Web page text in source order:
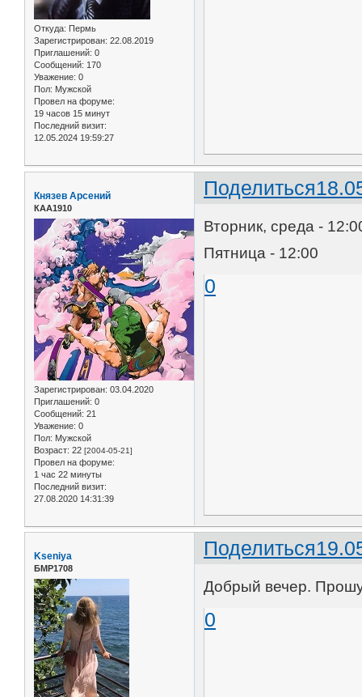
Откуда: Пермь
Зарегистрирован: 22.08.2019
Приглашений: 0
Сообщений: 170
Уважение: 0
Пол: Мужской
Провел на форуме:
19 часов 15 минут
Последний визит:
12.05.2024 19:59:27
Поделиться
Князев Арсений
КАА1910
Зарегистрирован: 03.04.2020
Приглашений: 0
Сообщений: 21
Уважение: 0
Пол: Мужской
Возраст: 22 [2004-05-21]
Провел на форуме:
1 час 22 минуты
Последний визит:
27.08.2020 14:31:39
Вторник, среда -
Пятница - 12:00
0
Поделиться
Kseniya
БМР1708
Добрый вечер.
0